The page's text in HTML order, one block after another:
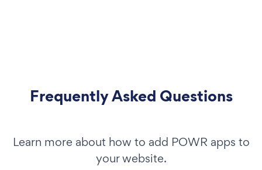
Frequently Asked Questions
Learn more about how to add POWR apps to
your website.